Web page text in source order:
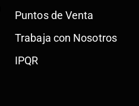
Puntos de Venta
Trabaja con Nosotros
IPQR